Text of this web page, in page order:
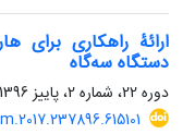
ارائۀ راهکاری برای
دستگاه سه‌گاه
دوره 22، شماره 2، پاییز 1396، صفحه